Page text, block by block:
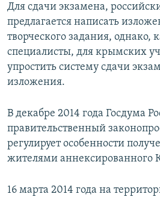
Для сдачи экзамена,
предлагается написать
творческого задания, однако,
специалисты, для крымских
упростить систему сдачи
изложения.
В декабре 2014 года Госдума
правительственный
регулирует особенности
жителями аннексированного
16 марта 2014 года на